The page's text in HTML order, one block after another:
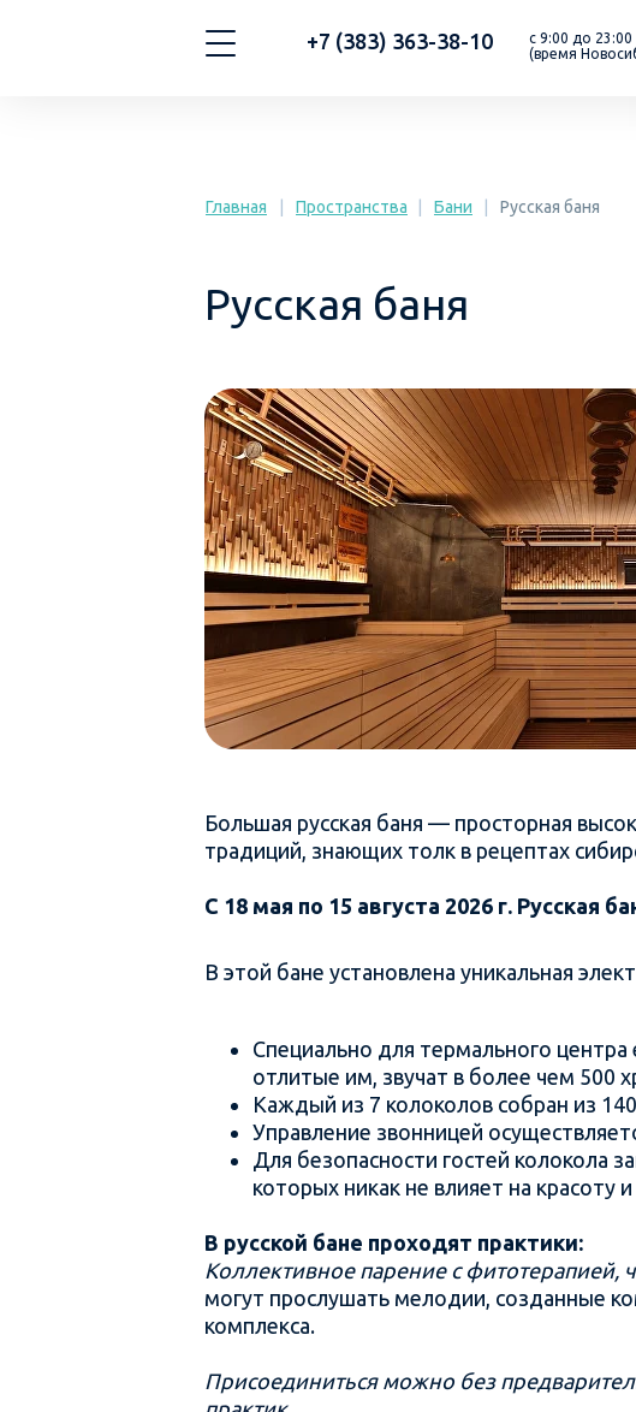
с 9:00 до 23:00
(время
+7 (383) 363-38-10
Главная Пространства Бани Русская баня
В этой бане установлена уникальная
Специально для термального
отлитые им, звучат в более чем 500
Каждый из 7 колоколов собран из
Управление звонницей
Для безопасности гостей колокола
которых никак не влияет на красоту
В русской бане проходят практики:
Коллективное парение с фитотерапией,
могут прослушать мелодии, созданные
комплекса.
Присоединиться можно без
Русская баня
Большая русская баня — просторная
традиций, знающих толк в рецептах
С 18 мая по 15 августа 2026 г. Русская